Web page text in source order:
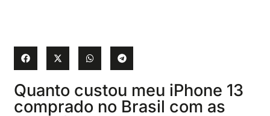
Quanto custou meu iPhone 13
comprado no Brasil com as